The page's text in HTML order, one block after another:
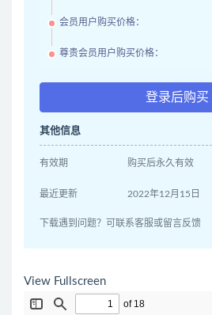
会员用户购买价格：
尊贵会员用户购买价格：
登录后购买
其他信息
有效期 购买后永久有效
最近更新 2022年12月15日
下载遇到问题？可联系客服或留言反馈
View Fullscreen